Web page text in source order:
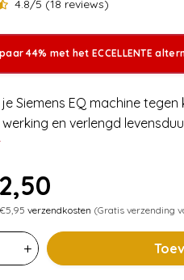
4.8/5 (18 reviews)
44% met het ECCELLENTE
Siemens EQ machine
en verlengd
verzendkosten (Gratis verzending
+